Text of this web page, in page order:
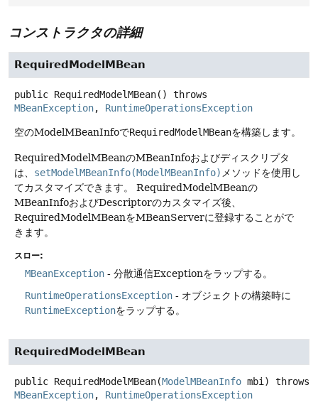
コンストラクタの詳細
RequiredModelMBean
public RequiredModelMBean() throws
MBeanException, RuntimeOperationsException
空のModelMBeanInfoでRequiredModelMBeanを構築します。
RequiredModelMBeanのMBeanInfoおよびディスクリプタ
は、 setModelMBeanInfo(ModelMBeanInfo) メソッドを使用し
てカスタマイズできます。
RequiredModelMBeanの
MBeanInfoおよびDescriptorのカスタマイズ後、
RequiredModelMBeanをMBeanServerに登録することがで
きます。
スロー:
MBeanException - 分散通信Exceptionをラップする。
RuntimeOperationsException - オブジェクトの構築時に
RuntimeExceptionをラップする。
RequiredModelMBean
public RequiredModelMBean(ModelMBeanInfo mbi)
throws
MBeanException, RuntimeOperationsException